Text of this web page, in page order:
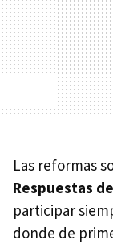
Las reformas
Respuestas
participar
donde de